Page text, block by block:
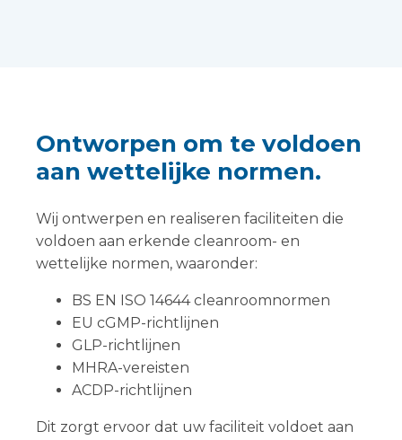
Ontworpen om te voldoen
aan wettelijke normen.
Wij ontwerpen en realiseren faciliteiten die
voldoen aan erkende cleanroom- en
wettelijke normen, waaronder:
BS EN ISO 14644 cleanroomnormen
EU cGMP-richtlijnen
GLP-richtlijnen
MHRA-vereisten
ACDP-richtlijnen
Dit zorgt ervoor dat uw faciliteit voldoet aan